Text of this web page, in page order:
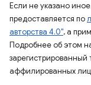
Если не указано
предоставляется по
авторства 4.0", а
Подробнее об этом
аффилированных